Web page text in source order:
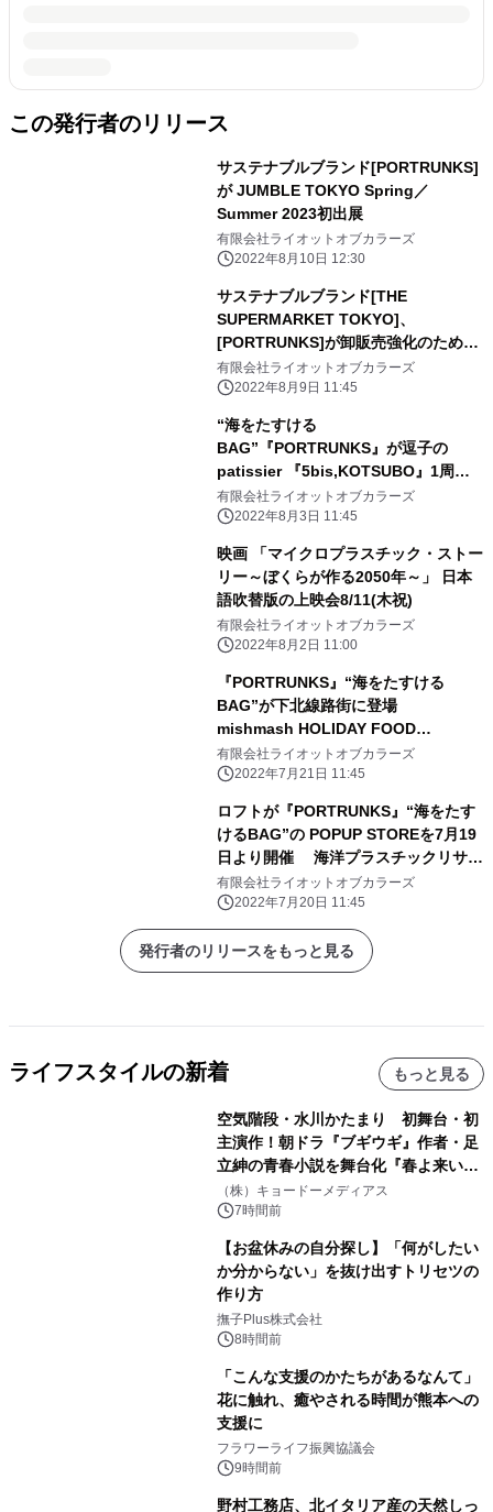
この発行者のリリース
サステナブルブランド[PORTRUNKS]
が JUMBLE TOKYO Spring／
Summer 2023初出展
有限会社ライオットオブカラーズ
2022年8月10日 12:30
サステナブルブランド[THE
SUPERMARKET TOKYO]、
[PORTRUNKS]が卸販売強化のため
BtoBプラットフォーム[goooods]に
参加
有限会社ライオットオブカラーズ
2022年8月9日 11:45
“海をたすける
BAG”『PORTRUNKS』が逗子の
patissier 『5bis,KOTSUBO』1周年
記念BAGをデザイン！夏限定販売
有限会社ライオットオブカラーズ
2022年8月3日 11:45
映画 「マイクロプラスチック・ストー
リー～ぼくらが作る2050年～」 日本
語吹替版の上映会8/11(木祝)
有限会社ライオットオブカラーズ
2022年8月2日 11:00
『PORTRUNKS』“海をたすける
BAG”が下北線路街に登場
mishmash HOLIDAY FOOD
MARKETに初参加
有限会社ライオットオブカラーズ
2022年7月21日 11:45
ロフトが『PORTRUNKS』“海をたす
けるBAG”の POPUP STOREを7月19
日より開催 海洋プラスチックリサイ
クルバッグを銀座店で期間限定販売
有限会社ライオットオブカラーズ
2022年7月20日 11:45
発行者のリリースをもっと見る
ライフスタイルの新着 もっと見る
空気階段・水川かたまり 初舞台・初
主演作！朝ドラ『ブギウギ』作者・足
立紳の青春小説を舞台化『春よ来い、
マジで来い』キービジュアル解禁！
（株）キョードーメディアス
7時間前
【お盆休みの自分探し】「何がしたい
か分からない」を抜け出すトリセツの
作り方
撫子Plus株式会社
8時間前
「こんな支援のかたちがあるなんて」
花に触れ、癒やされる時間が熊本への
支援に
フラワーライフ振興協議会
9時間前
野村工務店、北イタリア産の天然しっ